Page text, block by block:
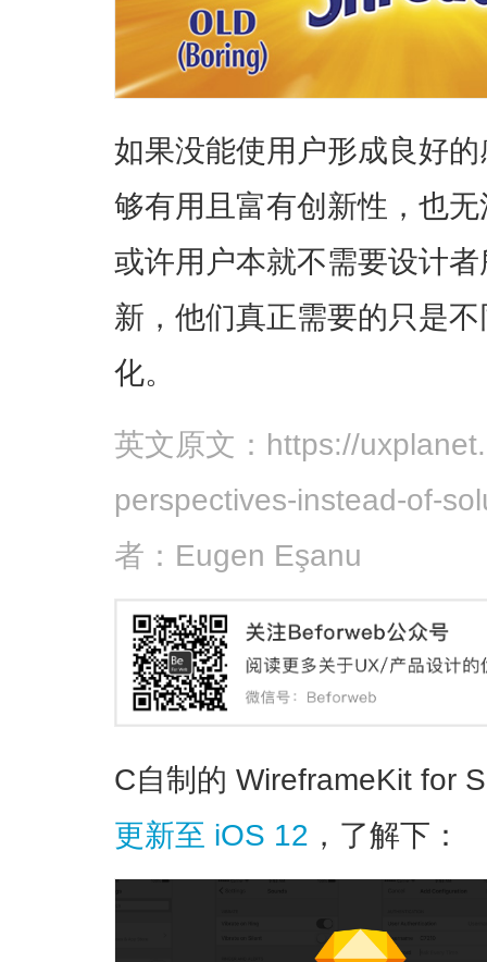
如果没能使用户形成良好
够有用且富有创新性，也
或许用户本就不需要设计
新，他们真正需要的只是
化。
英文原文：https://
perspectives-instead-of-
者：Eugen Eşanu
C自制的 WireframeKit for
更新至 iOS 12 ，了解下：